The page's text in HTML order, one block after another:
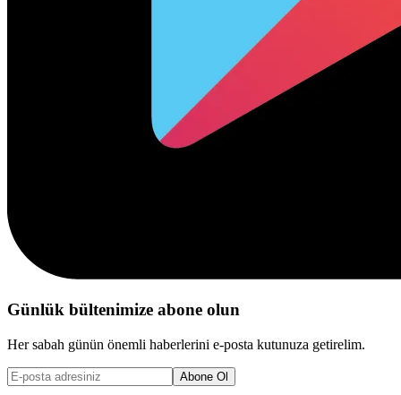
Günlük bültenimize abone olun
Her sabah günün önemli haberlerini e-posta kutunuza getirelim.
Abone Ol